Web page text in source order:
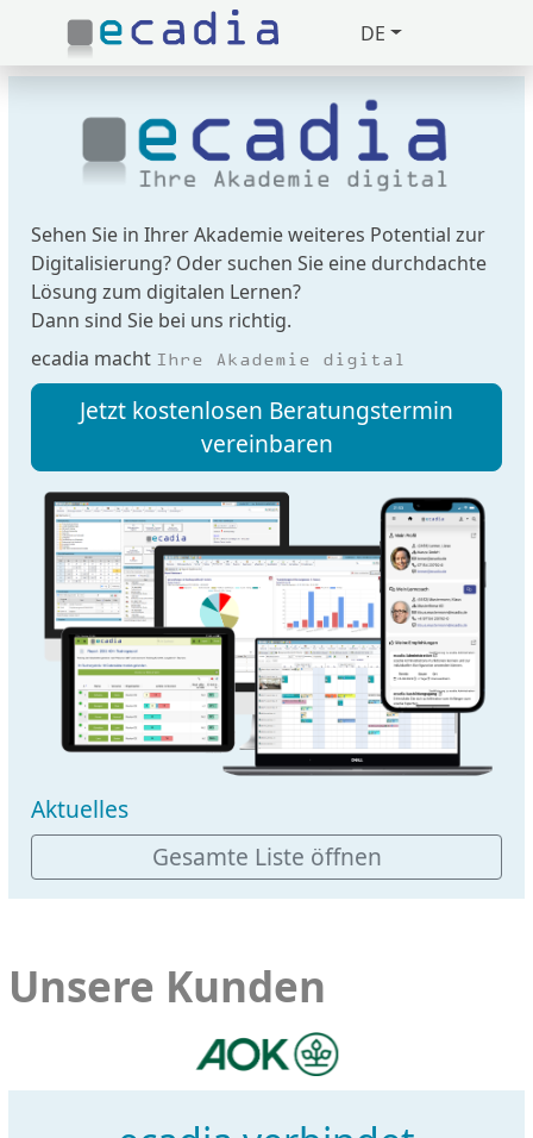
DE
Zuklappen
Loading
Loading
Loading
Loading
Sehen Sie in Ihrer Akademie weiteres Potential zur
Digitalisierung? Oder suchen Sie eine durchdachte
Lösung zum digitalen Lernen?
Dann sind Sie bei uns richtig.
ecadia macht Ihre Akademie digital
Jetzt kostenlosen Beratungstermin
vereinbaren
Aktuelles
Gesamte Liste öffnen
Unsere Kunden